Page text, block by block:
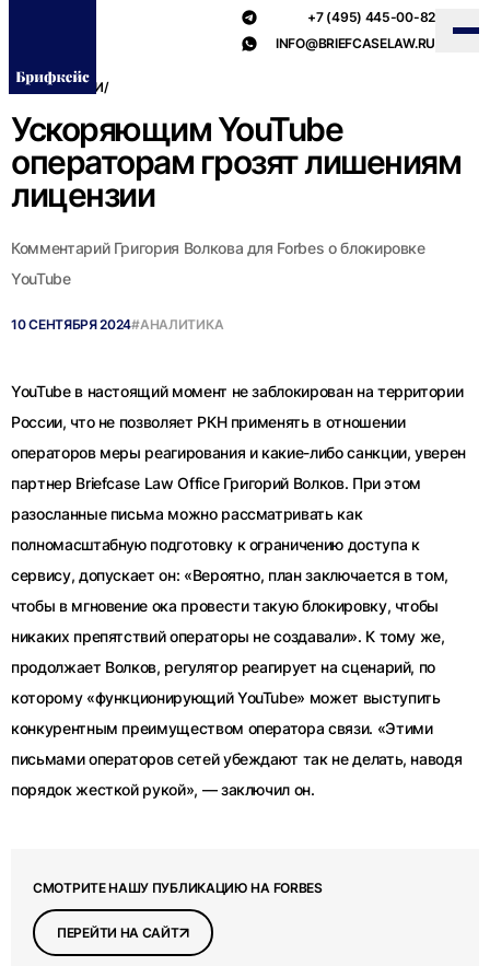
+7 (495) 445-00-82
INFO@BRIEFCASELAW.RU
ВСЕ НОВОСТИ/
Ускоряющим YouTube
операторам грозят лишениям
лицензии
Комментарий Григория Волкова для Forbes о блокировке
YouTube
10 СЕНТЯБРЯ 2024#АНАЛИТИКА
YouTube в настоящий момент не заблокирован на территории
России, что не позволяет РКН применять в отношении
операторов меры реагирования и какие-либо санкции, уверен
партнер Briefcase Law Office Григорий Волков. При этом
разосланные письма можно рассматривать как
полномасштабную подготовку к ограничению доступа к
сервису, допускает он: «Вероятно, план заключается в том,
чтобы в мгновение ока провести такую блокировку, чтобы
никаких препятствий операторы не создавали». К тому же,
продолжает Волков, регулятор реагирует на сценарий, по
которому «функционирующий YouTube» может выступить
конкурентным преимуществом оператора связи. «Этими
письмами операторов сетей убеждают так не делать, наводя
порядок жесткой рукой», — заключил он.
СМОТРИТЕ НАШУ ПУБЛИКАЦИЮ НА FORBES
ПЕРЕЙТИ НА САЙТ